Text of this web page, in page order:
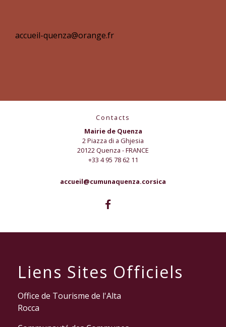
accueil-quenza@orange.fr
Contacts
Mairie de Quenza
2 Piazza di a Ghjesia
20122 Quenza - FRANCE
+33 4 95 78 62 11
accueil@cumunaquenza.corsica
Liens Sites Officiels
Office de Tourisme de l'Alta
Rocca